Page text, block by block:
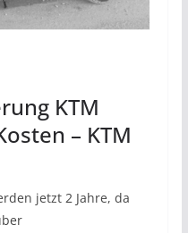
KTM
– KTM
jetzt 2 Jahre, da